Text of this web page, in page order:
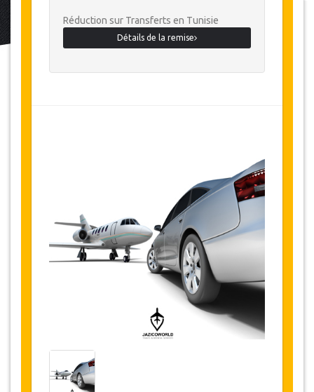
Réduction sur Transferts en Tunisie
Détails de la remise